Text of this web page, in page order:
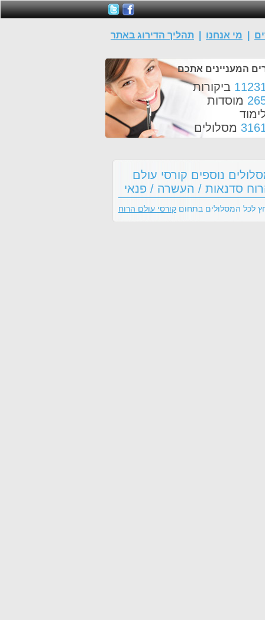
מי אנחנו תהליך הדירוג באתר
המעניינים אתכם
ביקורות
מוסדות
מסלולים
נוספים קורסי עולם
סדנאות / העשרה / פנאי
לכל המסלולים בתחום קורסי עולם הרוח